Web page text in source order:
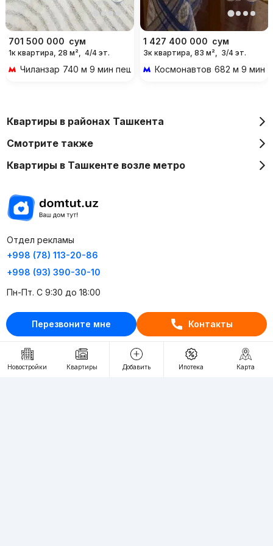
Перезвоните мне Контакты
701 500 000 сум
1к квартира, 28 м², 4/4 эт.
Чиланзар 740 м 9 мин пешком
1 427 400 000 сум
3к квартира, 83 м², 3/4 эт.
Космонавтов 682 м 9 мин
Новостройки Квартиры Добавить Ипотека Карта
Квартиры в районах Ташкента
Смотрите также
Квартиры в Ташкенте возле метро
Отдел рекламы
+998 (78) 113-20-86
+998 (93) 390-30-10
Пн-Пт. С 9:30 до 18:00
RU UZ
Контакты